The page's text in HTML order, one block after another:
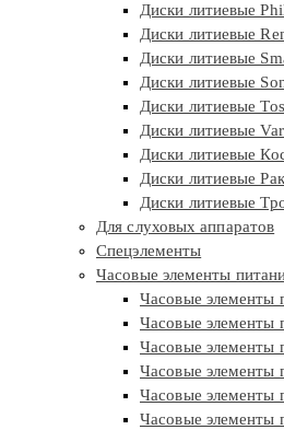
Диски литиевые
Диски литиевые
Диски литиевые
Диски литиевые
Диски литиевые
Диски литиевые
Диски литиевые
Диски литиевые
Диски литиевые
Для слуховых аппаратов
Спецэлементы
Часовые элементы
Часовые элементы
Часовые элементы
Часовые элементы
Часовые элементы
Часовые элементы
Часовые элементы